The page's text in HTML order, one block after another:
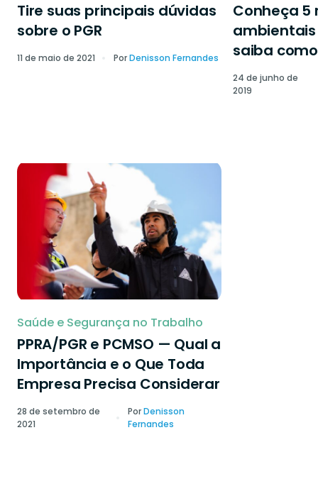
Tire suas principais dúvidas
sobre o PGR
11 de maio de 2021 PorDenisson Fernandes
Conheça 5
saiba
24 de junho de
2019
Saúde e Segurança no Trabalho
PPRA/PGR e PCMSO — Qual a
Importância e o Que Toda
Empresa Precisa Considerar
28 de setembro de
2021
PorDenisson
Fernandes